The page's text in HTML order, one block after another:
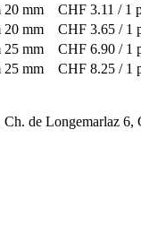
20 mm
CHF 3.11 / 1
20 mm
CHF 3.65 / 1
25 mm
CHF 6.90 / 1
25 mm CHF 8.25 / 1
Ch. de Longemarlaz 6,